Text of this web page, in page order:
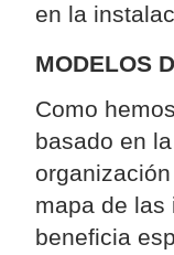
en la
MODELOS
Como
basado en
mapa de las
beneficia